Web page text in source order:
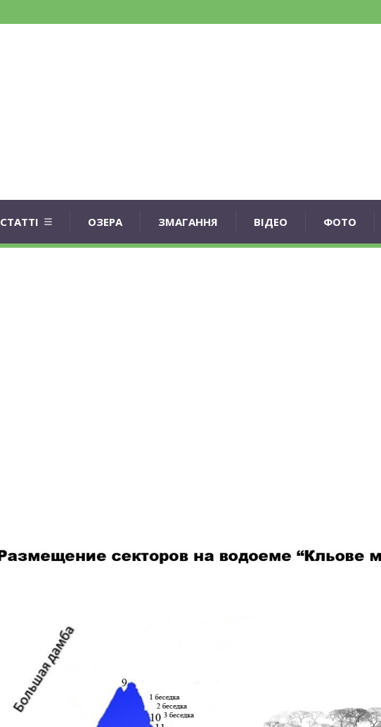
СТАТТІ ОЗЕРА ЗМАГАННЯ ВІДЕО ФОТО